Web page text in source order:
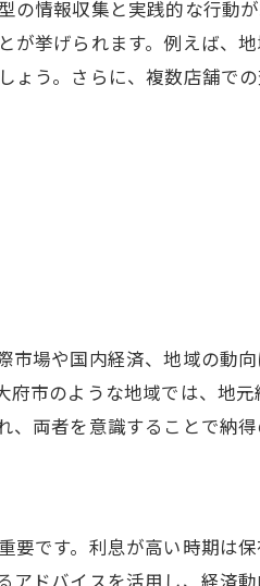
情報収集と実践的な行動
挙げられます。例えば、
う。さらに、複数店舗で
場や国内経済、地域の動
市のような地域では、地
両者を意識することで納得
です。利息が高い時期は
ドバイスを活用し、経済